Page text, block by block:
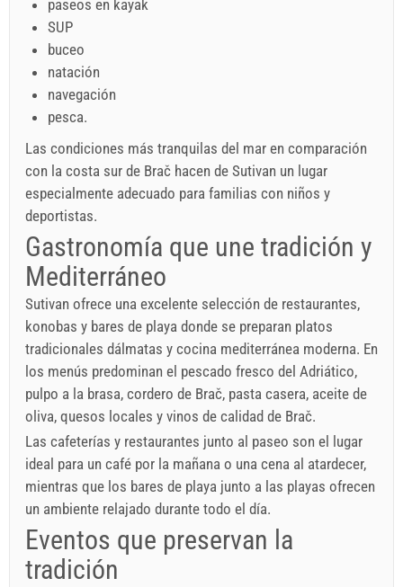
paseos en kayak
SUP
buceo
natación
navegación
pesca.
Las condiciones más tranquilas del mar en comparación
con la costa sur de Brač hacen de Sutivan un lugar
especialmente adecuado para familias con niños y
deportistas.
Gastronomía que une tradición y
Mediterráneo
Sutivan ofrece una excelente selección de restaurantes,
konobas y bares de playa donde se preparan platos
tradicionales dálmatas y cocina mediterránea moderna. En
los menús predominan el pescado fresco del Adriático,
pulpo a la brasa, cordero de Brač, pasta casera, aceite de
oliva, quesos locales y vinos de calidad de Brač.
Las cafeterías y restaurantes junto al paseo son el lugar
ideal para un café por la mañana o una cena al atardecer,
mientras que los bares de playa junto a las playas ofrecen
un ambiente relajado durante todo el día.
Eventos que preservan la
tradición